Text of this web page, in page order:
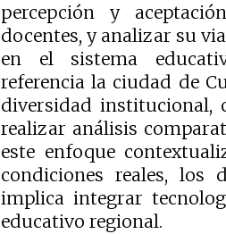
percepción y
docentes, y analizar su
en el sistema
referencia la ciudad de
diversidad institucional,
realizar análisis
este enfoque
condiciones reales, los
implica integrar
educativo regional.